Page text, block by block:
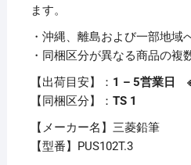
ます。
・沖縄、離島および一部地域
・同梱区分が異なる商品の複
【出荷目安】： 1 – 5営業日
【同梱区分】： TS 1
【メーカー名】三菱鉛筆
【型番】PUS102T.3